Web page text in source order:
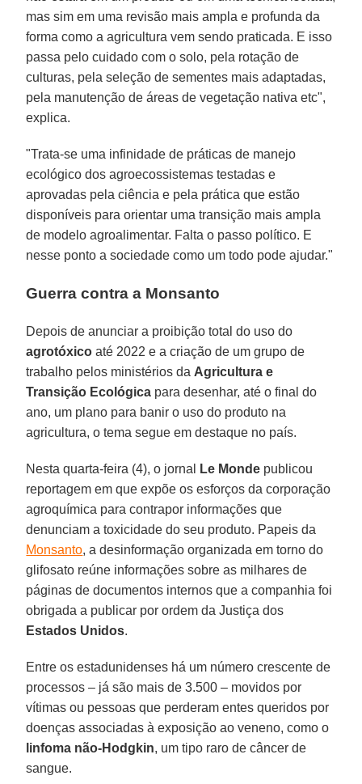
mas sim em uma revisão mais ampla e profunda da
forma como a agricultura vem sendo praticada. E isso
passa pelo cuidado com o solo, pela rotação de
culturas, pela seleção de sementes mais adaptadas,
pela manutenção de áreas de vegetação nativa etc",
explica.
"Trata-se uma infinidade de práticas de manejo
ecológico dos agroecossistemas testadas e
aprovadas pela ciência e pela prática que estão
disponíveis para orientar uma transição mais ampla
de modelo agroalimentar. Falta o passo político. E
nesse ponto a sociedade como um todo pode ajudar."
Guerra contra a Monsanto
Depois de anunciar a proibição total do uso do
agrotóxico até 2022 e a criação de um grupo de
trabalho pelos ministérios da Agricultura e
Transição Ecológica para desenhar, até o final do
ano, um plano para banir o uso do produto na
agricultura, o tema segue em destaque no país.
Nesta quarta-feira (4), o jornal Le Monde publicou
reportagem em que expõe os esforços da corporação
agroquímica para contrapor informações que
denunciam a toxicidade do seu produto. Papeis da
Monsanto, a desinformação organizada em torno do
glifosato reúne informações sobre as milhares de
páginas de documentos internos que a companhia foi
obrigada a publicar por ordem da Justiça dos
Estados Unidos.
Entre os estadunidenses há um número crescente de
processos – já são mais de 3.500 – movidos por
vítimas ou pessoas que perderam entes queridos por
doenças associadas à exposição ao veneno, como o
linfoma não-Hodgkin, um tipo raro de câncer de
sangue.